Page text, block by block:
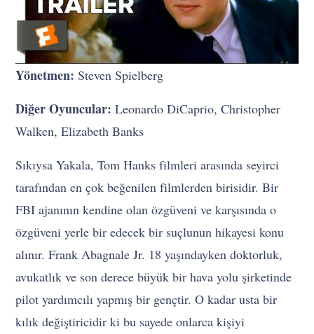
Yönetmen: Steven Spielberg
Diğer Oyuncular: Leonardo DiCaprio, Christopher
Walken, Elizabeth Banks
Sıkıysa Yakala, Tom Hanks filmleri arasında seyirci
tarafından en çok beğenilen filmlerden birisidir. Bir
FBI ajanının kendine olan özgüveni ve karşısında o
özgüveni yerle bir edecek bir suçlunun hikayesi konu
alınır. Frank Abagnale Jr. 18 yaşındayken doktorluk,
avukatlık ve son derece büyük bir hava yolu şirketinde
pilot yardımcılı yapmış bir gençtir. O kadar usta bir
kılık değiştiricidir ki bu sayede onlarca kişiyi